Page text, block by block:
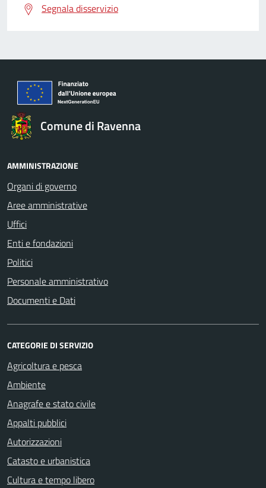
Segnala disservizio
Comune di Ravenna
AMMINISTRAZIONE
Organi di governo
Aree amministrative
Uffici
Enti e fondazioni
Politici
Personale amministrativo
Documenti e Dati
CATEGORIE DI SERVIZIO
Agricoltura e pesca
Ambiente
Anagrafe e stato civile
Appalti pubblici
Autorizzazioni
Catasto e urbanistica
Cultura e tempo libero